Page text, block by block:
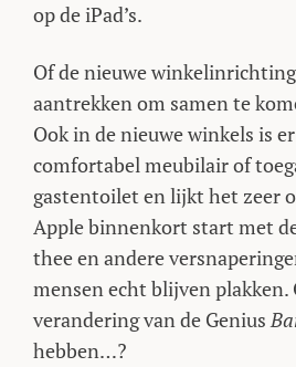
op de iPad’s.
Of de nieuwe
aantrekken om samen te
Ook in de nieuwe winkels is
comfortabel meubilair of
gastentoilet en lijkt het zeer
Apple binnenkort start met
thee en andere
mensen echt blijven plakken.
verandering van de Genius
hebben…?